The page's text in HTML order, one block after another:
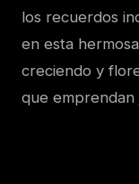
los recuerdos
en esta
creciendo y
que emprendan